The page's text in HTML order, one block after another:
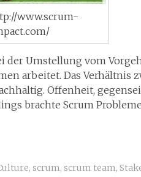
www.scrum-
der Umstellung vom
arbeitet. Das
Offenheit,
brachte Scrum
, scrum, scrum team,